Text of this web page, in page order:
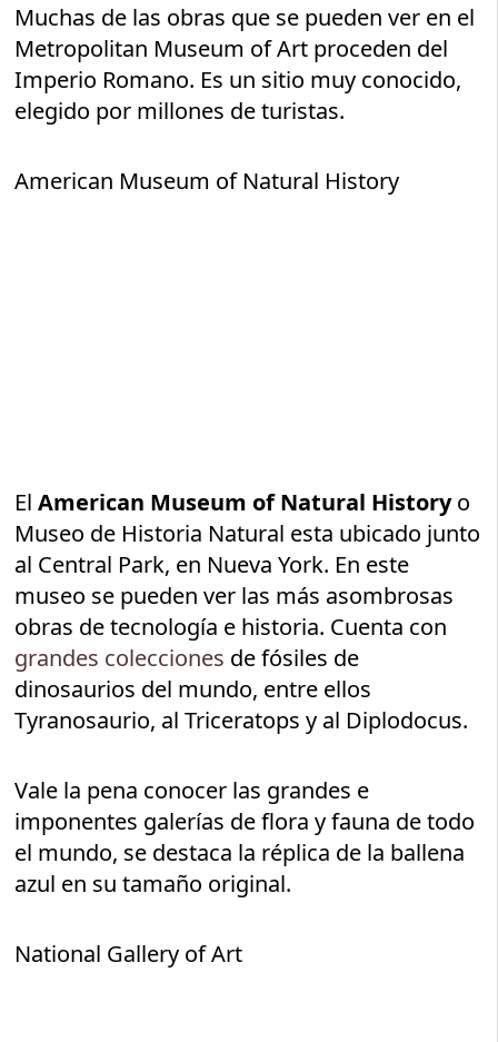
Muchas de las obras que se pueden ver en el
Metropolitan Museum of Art proceden del
Imperio Romano. Es un sitio muy conocido,
elegido por millones de turistas.
American Museum of Natural History
El American Museum of Natural Historyo
Museo de Historia Natural esta ubicado junto
al Central Park, en Nueva York. En este
museo se pueden ver las más asombrosas
obras de tecnología e historia. Cuenta con
grandes colecciones de fósiles de
dinosaurios del mundo, entre ellos
Tyranosaurio, al Triceratops y al Diplodocus.
Vale la pena conocer las grandes e
imponentes galerías de flora y fauna de todo
el mundo, se destaca la réplica de la ballena
azul en su tamaño original.
National Gallery of Art